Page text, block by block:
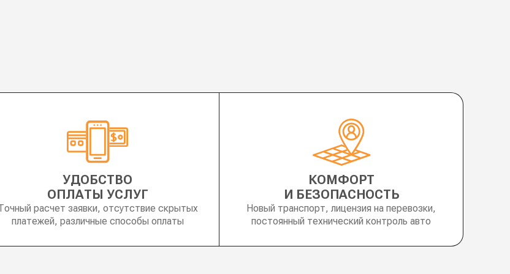
УДОБСТВО
ОПЛАТЫ УСЛУГ
расчет заявки, отсутствие скрытых
платежей, различные способы оплаты
КОМФОРТ
И БЕЗОПАСНОСТЬ
Новый транспорт, лицензия на перевозки,
постоянный технический контроль авто